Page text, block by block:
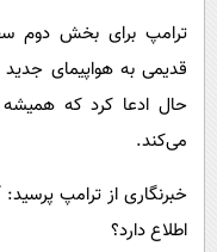
ترامپ برای بخش دوم
قدیمی به هواپیمای
حال ادعا کرد که همیشه
می‌کند.
خبرنگاری از ترامپ
اطلاع دارد؟